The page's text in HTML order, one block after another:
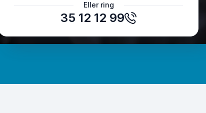
Eller ring
35 12 12 99